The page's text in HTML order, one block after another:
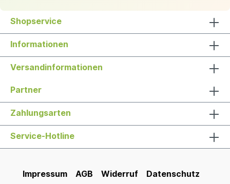
Shopservice
Informationen
Versandinformationen
Partner
Zahlungsarten
Service-Hotline
Impressum AGB Widerruf Datenschutz